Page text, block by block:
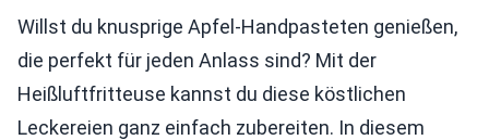
Willst du knusprige Apfel-Handpasteten genießen,
die perfekt für jeden Anlass sind? Mit der
Heißluftfritteuse kannst du diese köstlichen
Leckereien ganz einfach zubereiten. In diesem